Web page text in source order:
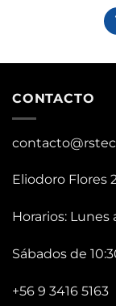
CONTACTO
Eliodoro Flores
Horarios: Lunes
Sábados de
+56 9 3416 5163